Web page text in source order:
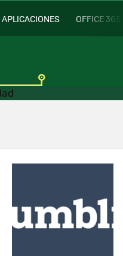
APLICACIONES OFFICE 365